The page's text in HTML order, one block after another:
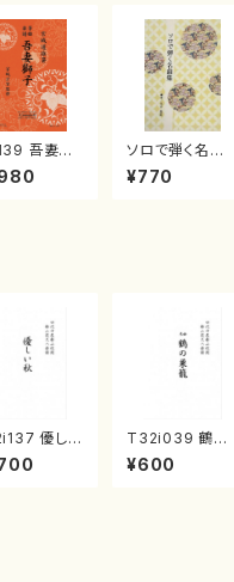
吾妻獅
曲楽譜》
城道雄
ソロで弾く名曲
集 クリスマス・
イブ／恋人がサ
¥770
優しい
八/二代 山
/尺八/都
T32i039 鶴の
巣籠 （尺八/楽
譜）都山no.38
¥600